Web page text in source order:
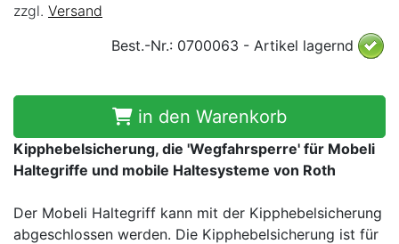
zzgl. Versand
Best.-Nr.: 0700063 - Artikel lagernd
in den Warenkorb
Kipphebelsicherung, die 'Wegfahrsperre' für Mobeli
Haltegriffe und mobile Haltesysteme von Roth
Der Mobeli Haltegriff kann mit der Kipphebelsicherung
abgeschlossen werden. Die Kipphebelsicherung ist für